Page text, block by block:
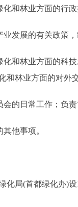
和林业方面的行政
展的有关政策，
林业方面的科技
和林业方面的对外
日常工作；负责
他事项。
局(首都绿化办)设